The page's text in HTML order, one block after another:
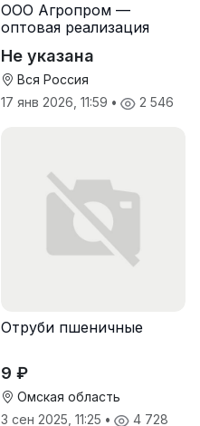
ООО Агропром —
оптовая реализация
экспорт
Не указана
Вся Россия
17 янв 2026, 11:59 • 2 546
Отруби пшеничные
9 ₽
Омская область
3 сен 2025, 11:25 • 4 728